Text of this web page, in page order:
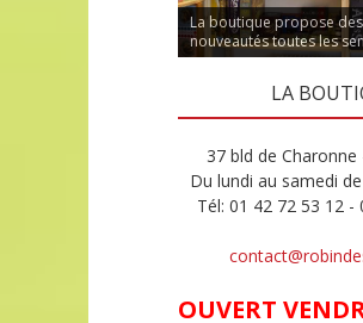
La boutique propose
nouveautés toutes les
LA
37 bld de Charonne
Du lundi au samedi
Tél: 01 42 72 53 12 -
OUVERT